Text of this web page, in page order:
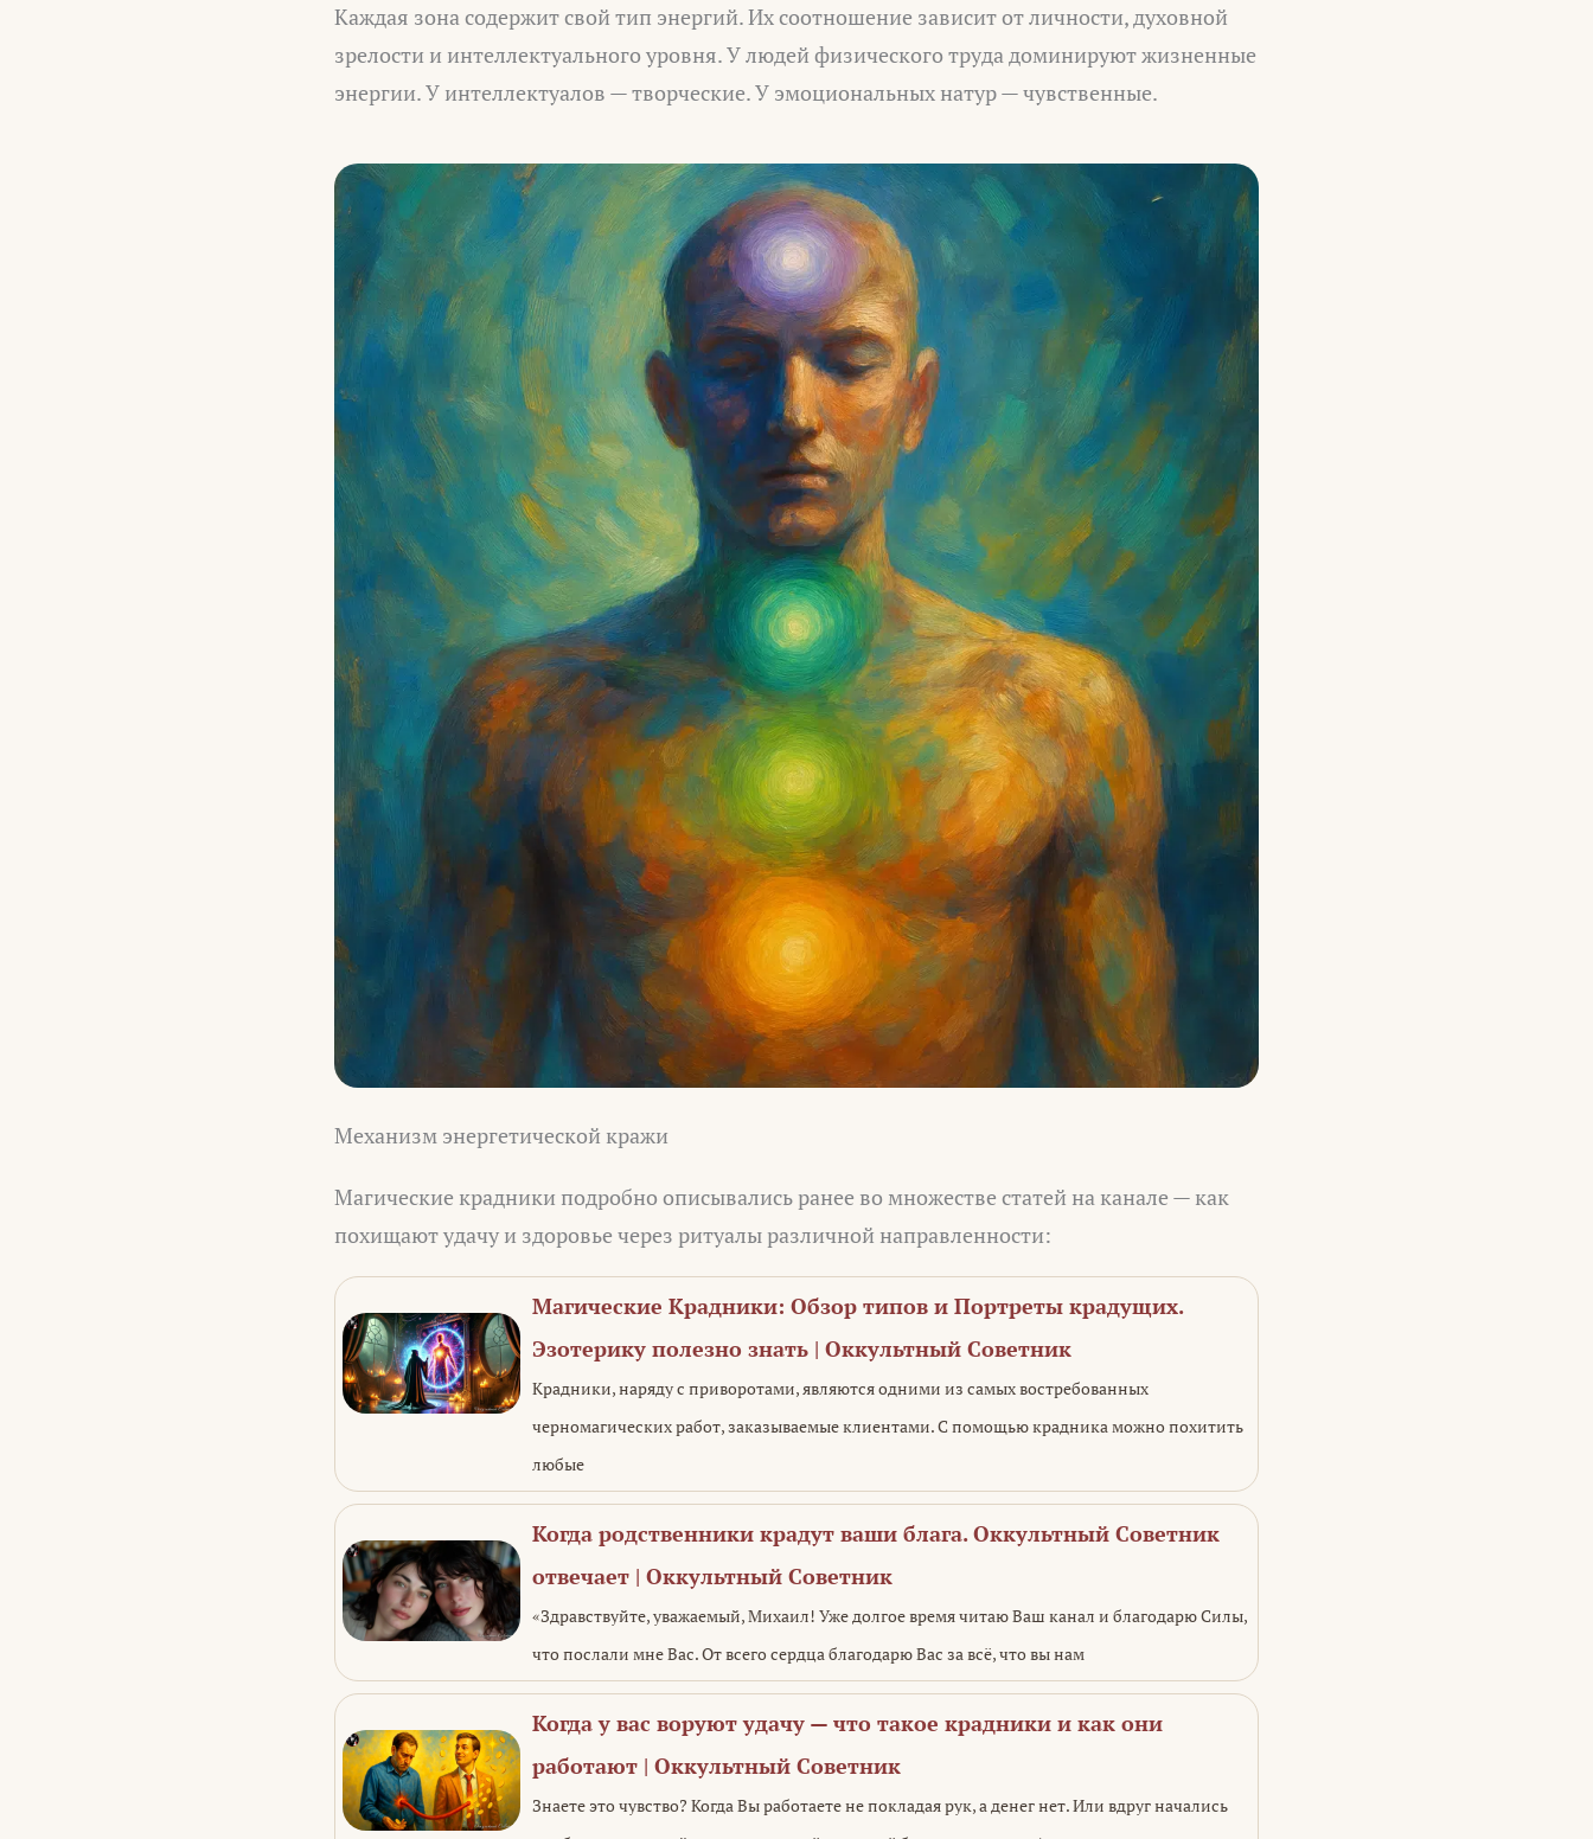
Каждая зона содержит свой тип энергий. Их соотношение зависит от личности, духовной
зрелости и интеллектуального уровня. У людей физического труда доминируют жизненные
энергии. У интеллектуалов — творческие. У эмоциональных натур — чувственные.
Механизм энергетической кражи
Магические крадники подробно описывались ранее во множестве статей на канале — как
похищают удачу и здоровье через ритуалы различной направленности:
Магические Крадники: Обзор типов и Портреты крадущих.
Эзотерику полезно знать | Оккультный Советник
Крадники, наряду с приворотами, являются одними из самых востребованных
черномагических работ, заказываемые клиентами. С помощью крадника можно похитить
любые
Когда родственники крадут ваши блага. Оккультный Советник
отвечает | Оккультный Советник
«Здравствуйте, уважаемый, Михаил! Уже долгое время читаю Ваш канал и благодарю Силы,
что послали мне Вас. От всего сердца благодарю Вас за всё, что вы нам
Когда у вас воруют удачу — что такое крадники и как они
работают | Оккультный Советник
Знаете это чувство? Когда Вы работаете не покладая рук, а денег нет. Или вдруг начались